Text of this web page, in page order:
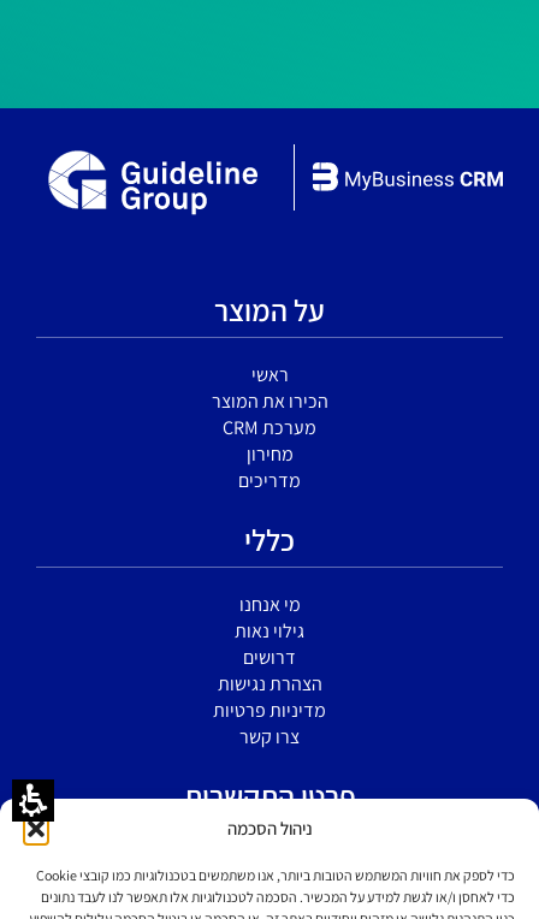
ניהול הסכמה
כדי לספק את חוויות המשתמש הטובות ביותר, אנו משתמשים בטכנולוגיות כמו קובצי Cookie
כדי לאחסן ו/או לגשת למידע על המכשיר. הסכמה לטכנולוגיות אלו תאפשר לנו לעבד נתונים
על המוצר
ראשי
הכירו את המוצר
מערכת CRM
מחירון
מדריכים
כללי
מי אנחנו
גילוי נאות
דרושים
הצהרת נגישות
מדיניות פרטיות
צרו קשר
פרטי התקשרות